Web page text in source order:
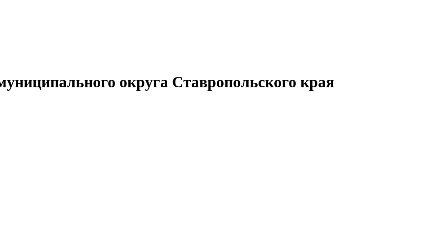
округа Ставропольского края